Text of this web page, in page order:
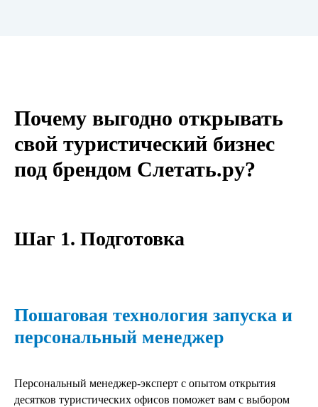
Почему выгодно открывать
свой туристический бизнес
под брендом Слетать.ру?
Шаг 1. Подготовка
Пошаговая технология запуска и
персональный менеджер
Персональный менеджер-эксперт с опытом открытия
десятков туристических офисов поможет вам с выбором